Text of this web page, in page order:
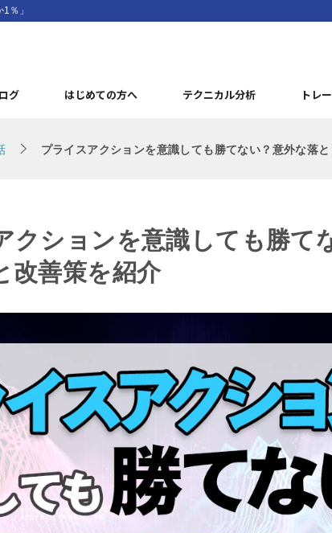
％」
グ はじめての方へ テクニカル分析 トレ
プライスアクションを意識しても勝てない？意外な落
クションを意識しても勝て
改善策を紹介